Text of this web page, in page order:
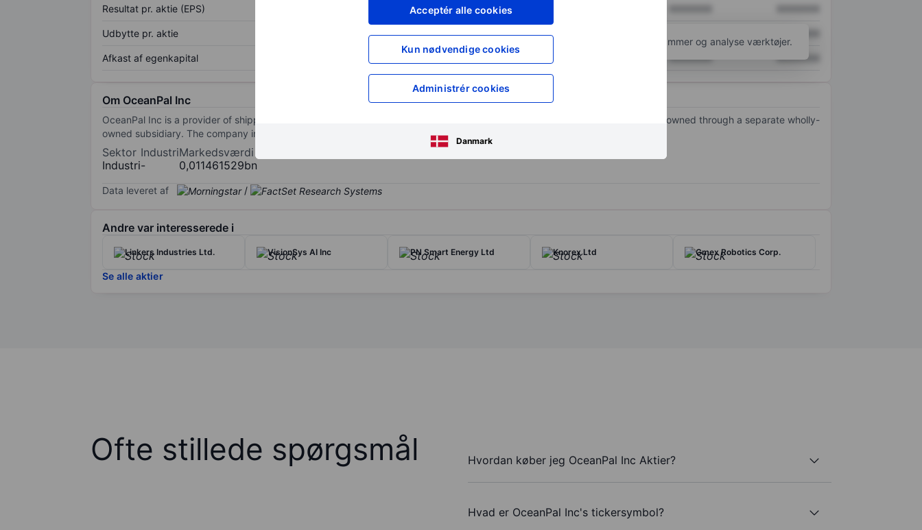
Acceptér alle cookies
Kun nødvendige cookies
Administrér cookies
Danmark
Resultat pr. aktie (EPS) XXXXXXX
Udbytte pr. aktie XXXXXXX
Afkast af egenkapital XXXXXXX XXXXXXX XXXXXXX
for at få adgang til flere diagrammer og analyse værktøjer.
Om OceanPal Inc
OceanPal Inc is a provider of shipping transportation services. It specializes in the ownership of vessels. Each of its vessels is owned through a separate wholly-
owned subsidiary. The company includes Dry Bulk segment and Tanker segment. Majority of revenue is Dry Bulk segment.
Sektor
Industri
Industri
-
Markedsværdi
0,011461529bn
Data leveret af /
Andre var interesserede i
Linkers Industries Ltd. VisionSys AI Inc PN Smart Energy Ltd Knorex Ltd Gmex Robotics Corp.
Se alle aktier
Ofte stillede spørgsmål Hvordan køber jeg OceanPal Inc Aktier?
Hvad er OceanPal Inc's tickersymbol?